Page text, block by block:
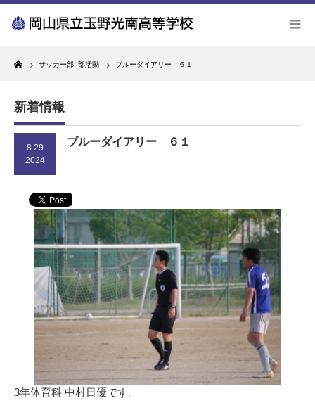
Home
サッカー部 部活動 ブルーダイアリー ６１
新着情報
8.29
2024
ブルーダイアリー ６１
3年体育科 中村日優です。